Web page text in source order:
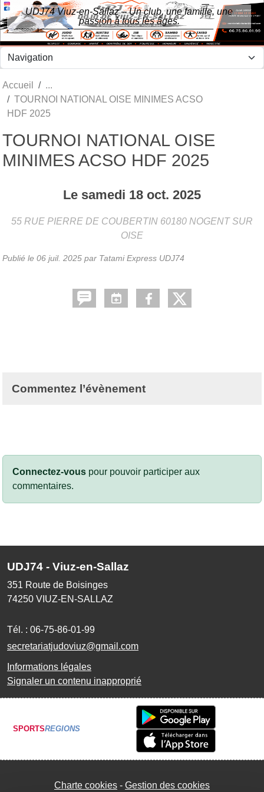
UDJ74 Viuz-en-Sallaz – Un club, une famille, une
passion à tous les âges.
Accueil
TOURNOI NATIONAL OISE MINIMES ACSO
HDF 2025
TOURNOI NATIONAL OISE
MINIMES ACSO HDF 2025
Le samedi 18 oct. 2025
55 RUE PIERRE DE COUBERTIN 60180 NOGENT SUR
OISE
Publié le 06 juil. 2025 par Tatami Express UDJ74
Commentez l’évènement
Connectez-vous pour pouvoir participer aux
commentaires.
UDJ74 - Viuz-en-Sallaz
351 Route de Boisinges
74250 VIUZ-EN-SALLAZ
Tél. : 06-75-86-01-99
secretariatjudoviuz@gmail.com
Informations légales
Signaler un contenu inapproprié
SPORTSREGIONS
Charte cookies Gestion des cookies
Panneau de gestion des cookies